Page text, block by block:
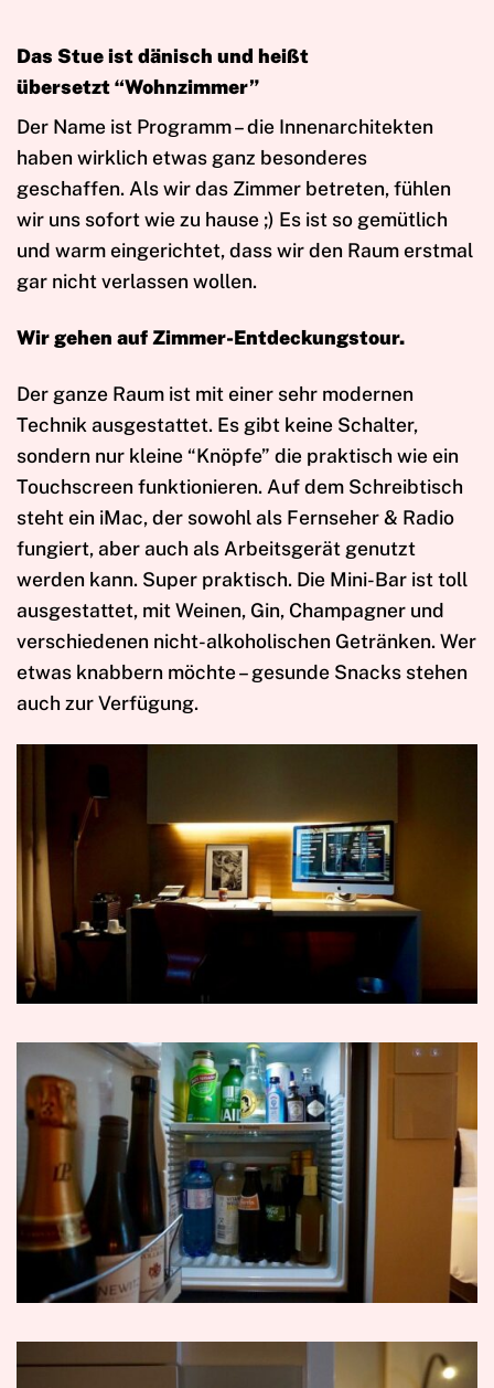
Das Stue ist dänisch und heißt
übersetzt “Wohnzimmer”
Der Name ist Programm – die Innenarchitekten
haben wirklich etwas ganz besonderes
geschaffen. Als wir das Zimmer betreten, fühlen
wir uns sofort wie zu hause ;) Es ist so gemütlich
und warm eingerichtet, dass wir den Raum erstmal
gar nicht verlassen wollen.
Wir gehen auf Zimmer-Entdeckungstour.
Der ganze Raum ist mit einer sehr modernen
Technik ausgestattet. Es gibt keine Schalter,
sondern nur kleine “Knöpfe” die praktisch wie ein
Touchscreen funktionieren. Auf dem Schreibtisch
steht ein iMac, der sowohl als Fernseher & Radio
fungiert, aber auch als Arbeitsgerät genutzt
werden kann. Super praktisch. Die Mini-Bar ist toll
ausgestattet, mit Weinen, Gin, Champagner und
verschiedenen nicht-alkoholischen Getränken. Wer
etwas knabbern möchte – gesunde Snacks stehen
auch zur Verfügung.